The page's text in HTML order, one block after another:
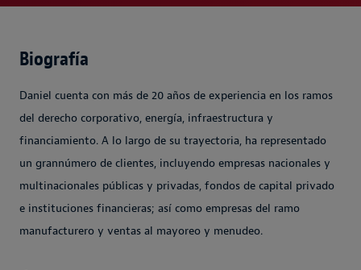
Biografía
Daniel cuenta con más de 20 años de experiencia en los ramos
del derecho corporativo, energía, infraestructura y
financiamiento. A lo largo de su trayectoria, ha representado
un grannúmero de clientes, incluyendo empresas nacionales y
multinacionales públicas y privadas, fondos de capital privado
e instituciones financieras; así como empresas del ramo
manufacturero y ventas al mayoreo y menudeo.